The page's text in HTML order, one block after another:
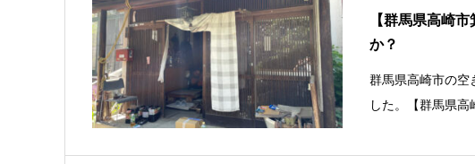
【群馬県高崎
か？
群馬県高崎市の空
した。【群馬県